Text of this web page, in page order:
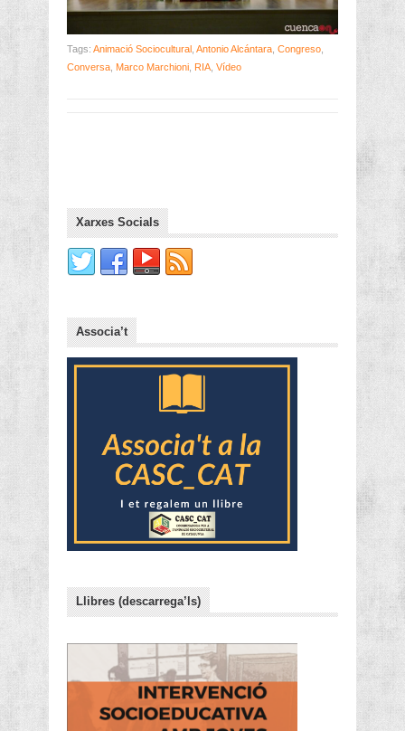
Tags: Animació Sociocultural Antonio Alcántara Congreso
Conversa Marco Marchioni RIA Vídeo
Xarxes Socials
Associa’t
Llibres (descarrega’ls)